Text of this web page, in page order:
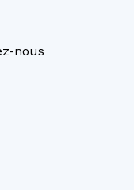
votre futur